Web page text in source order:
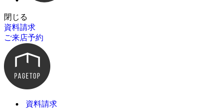
閉じる
資料請求
ご来店予約
資料請求